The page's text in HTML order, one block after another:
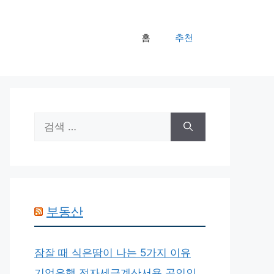
홈 추천
색:
부동산
잠잘 때 식은땀이 나는 5가지 이유